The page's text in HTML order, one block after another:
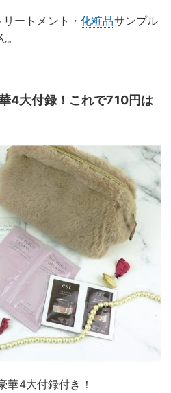
ートメント・化粧品サンプル
4大付録！これで710円は
華4大付録付き！